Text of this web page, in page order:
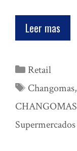
Leer mas
Categorías
Retail
Etiquetas
Changomas,
CHANGOMAS
Supermercados